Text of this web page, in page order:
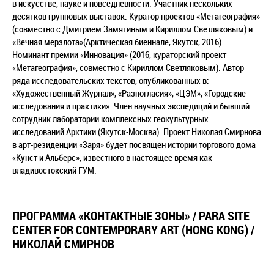
в искусстве, науке и повседневности. Участник нескольких
десятков групповых выставок. Куратор проектов «Метагеография»
(совместно с Дмитрием Замятиным и Кириллом Светляковым) и
«Вечная мерзлота»(Арктическая биеннале, Якутск, 2016).
Номинант премии «Инновация» (2016, кураторский проект
«Метагеография», совместно с Кириллом Светляковым). Автор
ряда исследовательских текстов, опубликованных в:
«Художественный Журнал», «Разногласия», «ЦЭМ», «Городские
исследования и практики». Член научных экспедиций и бывший
сотрудник лаборатории комплексных геокультурных
исследований Арктики (Якутск-Москва). Проект Николая Смирнова
в арт-резиденции «Заря» будет посвящен истории торгового дома
«Кунст и Альберс», известного в настоящее время как
владивостокский ГУМ.
ПРОГРАММА «КОНТАКТНЫЕ ЗОНЫ» / PARA SITE
CENTER FOR CONTEMPORARY ART (HONG KONG) /
НИКОЛАЙ СМИРНОВ